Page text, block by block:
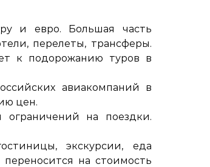
и евро. Большая часть
перелеты, трансферы.
к подорожанию туров в
авиакомпаний в
цен.
на поездки.
экскурсии, еда
на стоимость